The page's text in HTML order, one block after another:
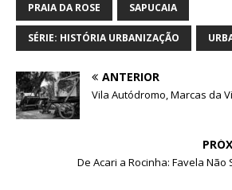
PRAIA DA ROSE SAPUCAIA
SÉRIE: HISTÓRIA URBANIZAÇÃO
ANTERIOR
Vila Autódromo, Marcas da
De Acari a Rocinha: Favela Não